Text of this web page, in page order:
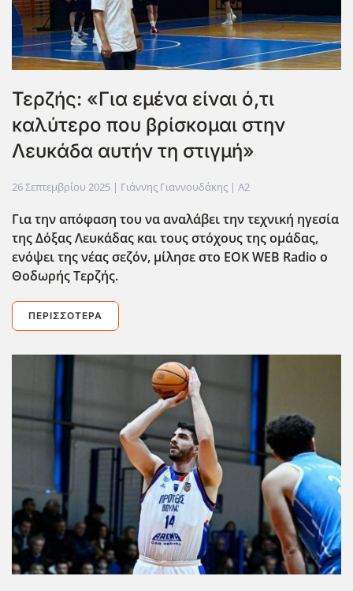
Τερζής: «Για εμένα είναι ό,τι
καλύτερο που βρίσκομαι στην
Λευκάδα αυτήν τη στιγμή»
26 Σεπτεμβρίου 2025 | Γιάννης Γιαννουδάκης | A2
Για την απόφαση του να αναλάβει την τεχνική ηγεσία
της Δόξας Λευκάδας και τους στόχους της ομάδας,
ενόψει της νέας σεζόν, μίλησε στο EOKWEB Radio ο
Θοδωρής Τερζής.
ΠΕΡΙΣΣΌΤΕΡΑ